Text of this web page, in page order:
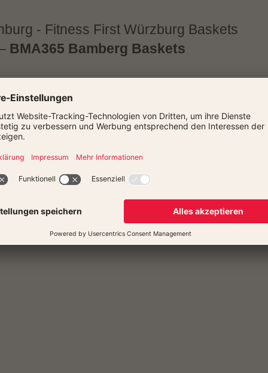
- Fitness First Würzburg Baskets​
BMA365 Bamberg Baskets
Science City Jena​​​​
– MHP RIESEN Ludwigsburg​​
ulm (Max – Schmeling - Halle)​​
Chemnitz
Basketball – Basketball Löwen